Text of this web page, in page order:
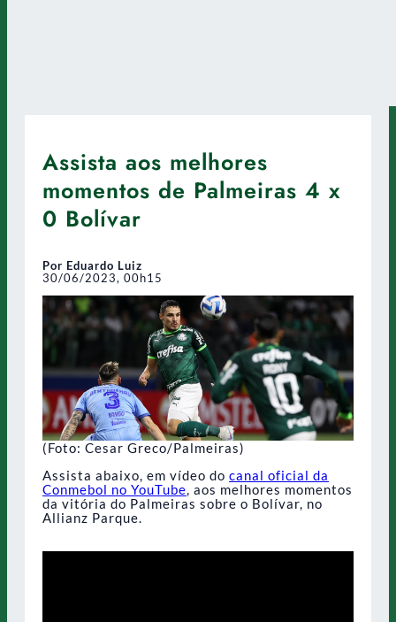
Assista aos melhores
momentos de Palmeiras 4 x
0 Bolívar
Por Eduardo Luiz
30/06/2023, 00h15
(Foto: Cesar Greco/Palmeiras)
Assista abaixo, em vídeo do canal oficial da
Conmebol no YouTube, aos melhores momentos
da vitória do Palmeiras sobre o Bolívar, no
Allianz Parque.